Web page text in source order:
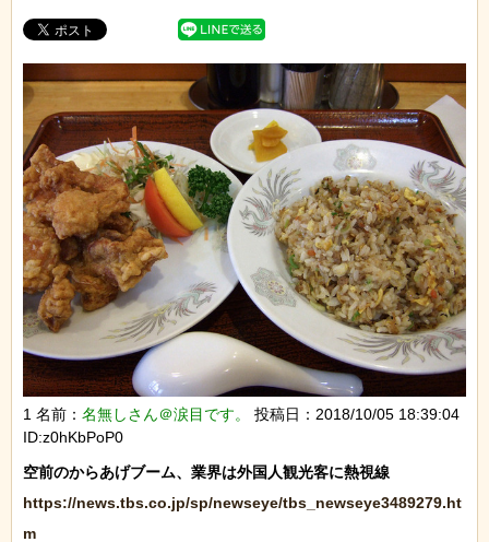
1 名前： 名無しさん＠涙目です。
投稿日：2018/10/05 18:39:04
ID:z0hKbPoP0
https://news.tbs.co.jp/sp/newseye/tbs_newseye3489279.ht
m